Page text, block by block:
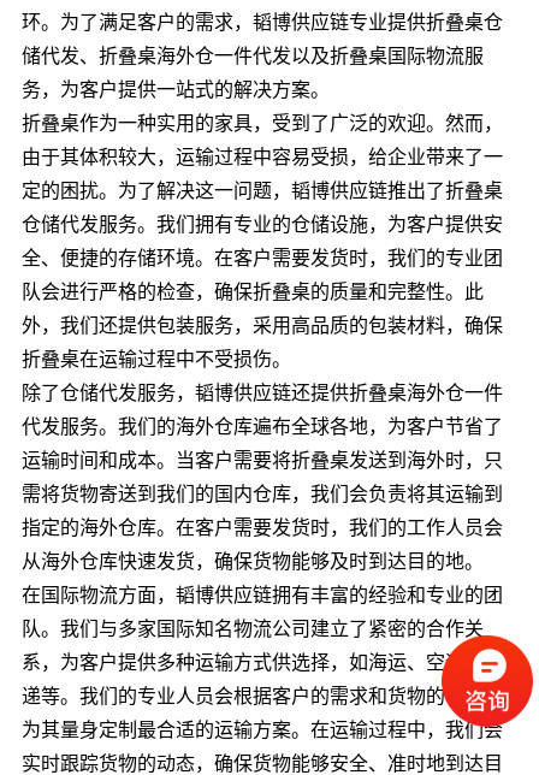
环。为了满足客户的需求，韬博供应链专业提供折叠桌仓
储代发、折叠桌海外仓一件代发以及折叠桌国际物流服
务，为客户提供一站式的解决方案。
折叠桌作为一种实用的家具，受到了广泛的欢迎。然而，
由于其体积较大，运输过程中容易受损，给企业带来了一
定的困扰。为了解决这一问题，韬博供应链推出了折叠桌
仓储代发服务。我们拥有专业的仓储设施，为客户提供安
全、便捷的存储环境。在客户需要发货时，我们的专业团
队会进行严格的检查，确保折叠桌的质量和完整性。此
外，我们还提供包装服务，采用高品质的包装材料，确保
折叠桌在运输过程中不受损伤。
除了仓储代发服务，韬博供应链还提供折叠桌海外仓一件
代发服务。我们的海外仓库遍布全球各地，为客户节省了
运输时间和成本。当客户需要将折叠桌发送到海外时，只
需将货物寄送到我们的国内仓库，我们会负责将其运输到
指定的海外仓库。在客户需要发货时，我们的工作人员会
从海外仓库快速发货，确保货物能够及时到达目的地。
在国际物流方面，韬博供应链拥有丰富的经验和专业的团
队。我们与多家国际知名物流公司建立了紧密的合作关
系，为客户提供多种运输方式供选择，如海运、空运、快
递等。我们的专业人员会根据客户的需求和货物的特点，
为其量身定制最合适的运输方案。在运输过程中，我们会
实时跟踪货物的动态，确保货物能够安全、准时地到达目